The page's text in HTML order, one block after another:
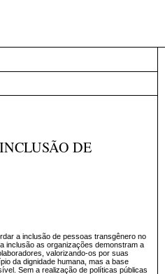
DE
a inclusão de pessoas transgênero no
inclusão as organizações demonstram a
valorizando-os por suas
da dignidade humana, mas a base
Sem a realização de políticas públicas